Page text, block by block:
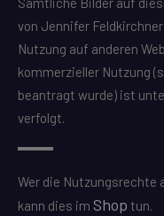
von Jennifer
Nutzung auf anderen
kommerzieller Nutzung
beantragt wurde) ist
verfolgt.
Wer die Nutzungsrechte
kann dies im Shop tun.